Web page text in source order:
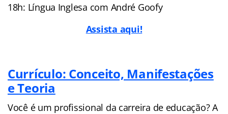
18h: Língua Inglesa com André Goofy
Assista aqui!
Currículo: Conceito, Manifestações
e Teoria
Você é um profissional da carreira de educação? A